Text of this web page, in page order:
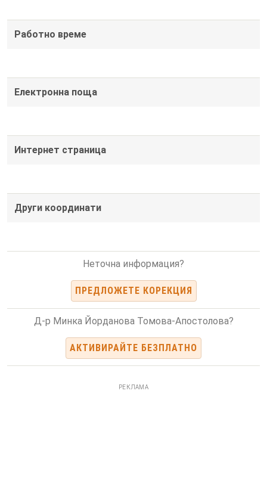
Работно време
Електронна поща
Интернет страница
Други координати
Неточна информация?
ПРЕДЛОЖЕТЕ КОРЕКЦИЯ
Д-р Минка Йорданова Томова-Апостолова?
АКТИВИРАЙТЕ БЕЗПЛАТНО
РЕКЛАМА